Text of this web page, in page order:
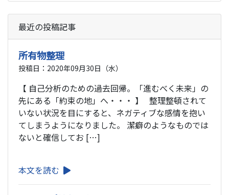
最近の投稿記事
所有物整理
投稿日：2020年09月30日（水）
【 自己分析のための過去回帰。「進むべく未来」の
先にある「約束の地」へ・・・ 】 整理整頓されて
いない状況を目にすると、ネガティブな感情を抱い
てしまうようになりました。 潔癖のようなものでは
ないと確信してお […]
本文を読む